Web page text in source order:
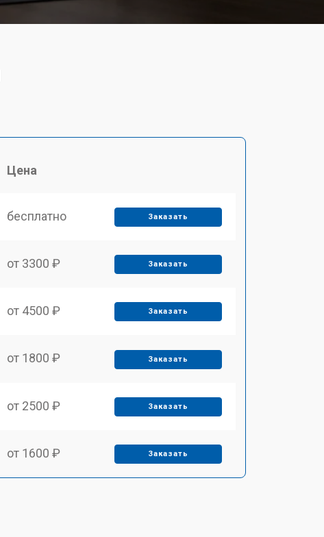
Цена
бесплатно Заказать
от 3300 ₽ Заказать
от 4500 ₽ Заказать
от 1800 ₽ Заказать
от 2500 ₽ Заказать
от 1600 ₽ Заказать